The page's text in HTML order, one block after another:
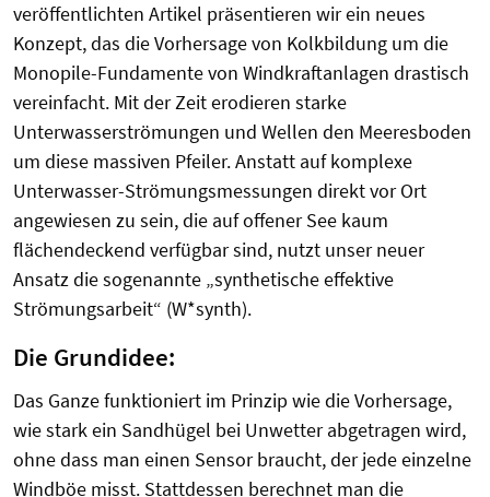
veröffentlichten Artikel präsentieren wir ein neues
Konzept, das die Vorhersage von Kolkbildung um die
Monopile-Fundamente von Windkraftanlagen drastisch
vereinfacht. Mit der Zeit erodieren starke
Unterwasserströmungen und Wellen den Meeresboden
um diese massiven Pfeiler. Anstatt auf komplexe
Unterwasser-Strömungsmessungen direkt vor Ort
angewiesen zu sein, die auf offener See kaum
flächendeckend verfügbar sind, nutzt unser neuer
Ansatz die sogenannte „synthetische effektive
Strömungsarbeit“ (W*synth).
Die Grundidee:
Das Ganze funktioniert im Prinzip wie die Vorhersage,
wie stark ein Sandhügel bei Unwetter abgetragen wird,
ohne dass man einen Sensor braucht, der jede einzelne
Windböe misst. Stattdessen berechnet man die